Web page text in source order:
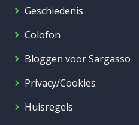
Geschiedenis
Colofon
Bloggen voor Sargasso
Privacy/Cookies
Huisregels